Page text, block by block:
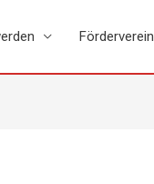
Förderverein